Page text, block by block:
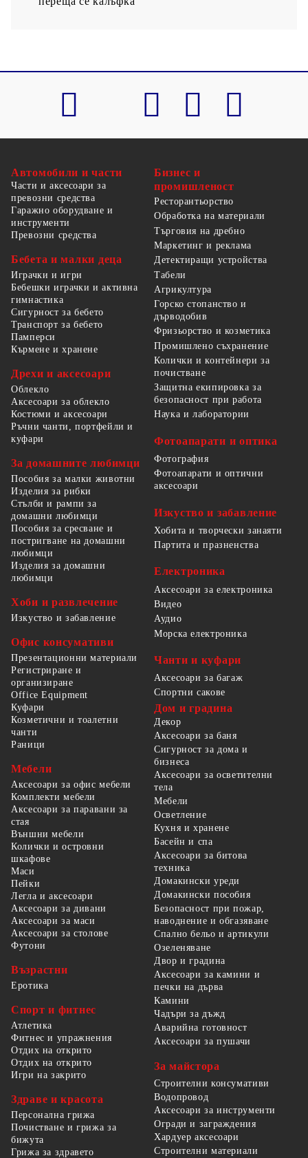
Автомобили и части
Части и аксесоари за
превозни средства
Гаражно оборудване и
инструменти
Превозни средства
Бебета и малки деца
Играчки и игри
Бебешки играчки и активна
гимнастика
Сигурност за бебето
Транспорт за бебето
Памперси
Кърмене и хранене
Дрехи и аксесоари
Облекло
Аксесоари за облекло
Костюми и аксесоари
Ръчни чанти, портфейли и
куфари
За домашните любимци
Пособия за малки животни
Изделия за рибки
Стълби и рампи за
домашни любимци
Пособия за сресване и
постригване на домашни
любимци
Изделия за домашни
любимци
Хоби и развлечение
Изкуство и забавление
Офис консумативи
Презентационни материали
Регистриране и
организиране
Office Equipment
Бизнес и
промишленост
Ресторантьорство
Обработка на материали
Търговия на дребно
Маркетинг и реклама
Детектиращи устройства
Табели
Агрикултура
Горско стопанство и
дърводобив
Фризьорство и козметика
Промишлено съхранение
Колички и контейнери за
почистване
Защитна екипировка за
безопасност при работа
Наука и лаборатории
Фотоапарати и оптика
Фотография
Фотоапарати и оптични
аксесоари
Изкуство и забавление
Хобита и творчески занаяти
Партита и празненства
Електроника
Аксесоари за електроника
Видео
Аудио
Морска електроника
Чанти и куфари
Аксесоари за багаж
Спортни сакове
Куфари
Козметични и тоалетни
чанти
Раници
Мебели
Аксесоари за офис мебели
Комплекти мебели
Аксесоари за паравани за
стая
Външни мебели
Колички и островни
шкафове
Маси
Пейки
Легла и аксесоари
Аксесоари за дивани
Аксесоари за маси
Аксесоари за столове
Футони
Възрастни
Еротика
Спорт и фитнес
Атлетика
Фитнес и упражнения
Отдих на открито
Отдих на открито
Игри на закрито
Здраве и красота
Персонална грижа
Почистване и грижа за
бижута
Грижа за здравето
Дом и градина
Декор
Аксесоари за баня
Сигурност за дома и
бизнеса
Аксесоари за осветителни
тела
Мебели
Осветление
Кухня и хранене
Басейн и спа
Аксесоари за битова
техника
Домакински уреди
Домакински пособия
Безопасност при пожар,
наводнение и обгазяване
Спално бельо и артикули
Озеленяване
Двор и градина
Аксесоари за камини и
печки на дърва
Камини
Чадъри за дъжд
Аварийна готовност
Аксесоари за пушачи
За майстора
Строителни консумативи
Водопровод
Аксесоари за инструменти
Огради и заграждения
Хардуер аксесоари
Строителни материали